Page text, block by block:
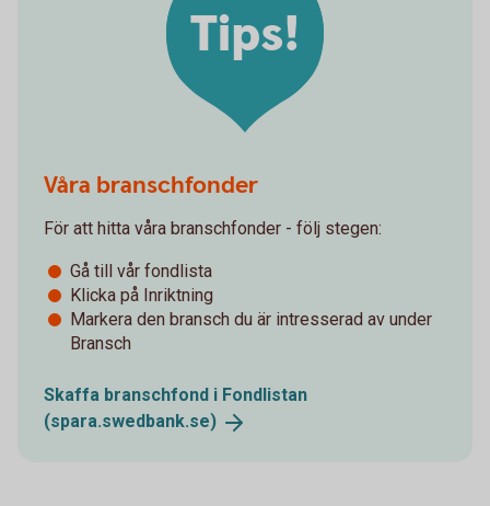
Våra branschfonder
För att hitta våra branschfonder - följ stegen:
Gå till vår fondlista
Klicka på Inriktning
Markera den bransch du är intresserad av under
Bransch
Skaffa branschfond i Fondlistan
(spara.swedbank.se)
Tips!